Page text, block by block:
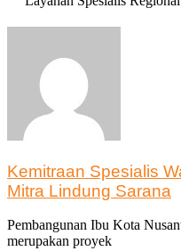
Kemitraan Spesialis
Mitra Lindung Sarana
Pembangunan Ibu Kota
merupakan proyek